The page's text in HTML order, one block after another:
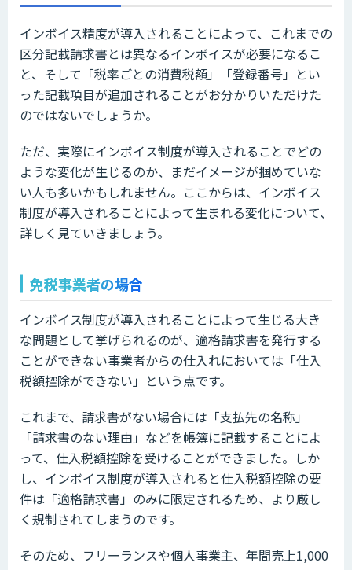
インボイス精度が導入されることによって、これまでの
区分記載請求書とは異なるインボイスが必要になるこ
と、そして「税率ごとの消費税額」「登録番号」とい
った記載項目が追加されることがお分かりいただけた
のではないでしょうか。
ただ、実際にインボイス制度が導入されることでどの
ような変化が生じるのか、まだイメージが掴めていな
い人も多いかもしれません。ここからは、インボイス
制度が導入されることによって生まれる変化について、
詳しく見ていきましょう。
免税事業者の場合
インボイス制度が導入されることによって生じる大き
な問題として挙げられるのが、適格請求書を発行する
ことができない事業者からの仕入れにおいては「仕入
税額控除ができない」という点です。
これまで、請求書がない場合には「支払先の名称」
「請求書のない理由」などを帳簿に記載することによ
って、仕入税額控除を受けることができました。しか
し、インボイス制度が導入されると仕入税額控除の要
件は「適格請求書」のみに限定されるため、より厳し
く規制されてしまうのです。
そのため、フリーランスや個人事業主、年間売上1,000